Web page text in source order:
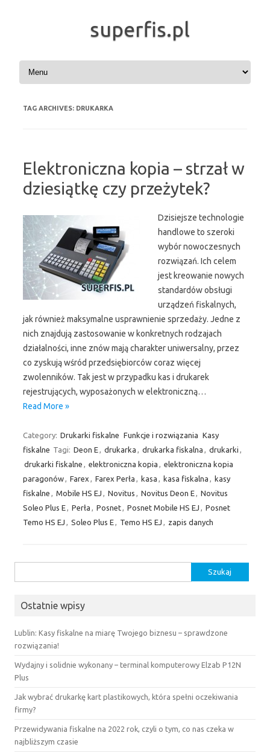
superfis.pl
Skip to content
TAG ARCHIVES: DRUKARKA
Elektroniczna kopia – strzał w
dziesiątkę czy przeżytek?
Dzisiejsze technologie
handlowe to szeroki
wybór nowoczesnych
rozwiązań. Ich celem
jest kreowanie nowych
standardów obsługi
urządzeń fiskalnych,
jak również maksymalne usprawnienie sprzedaży. Jedne z
nich znajdują zastosowanie w konkretnych rodzajach
działalności, inne znów mają charakter uniwersalny, przez
co zyskują wśród przedsiębiorców coraz więcej
zwolenników. Tak jest w przypadku kas i drukarek
rejestrujących, wyposażonych w elektroniczną…
Read More »
Category: Drukarki fiskalne Funkcje i rozwiązania Kasy
fiskalne Tagi: Deon E, drukarka , drukarka fiskalna , drukarki ,
drukarki fiskalne , elektroniczna kopia , elektroniczna kopia
paragonów, Farex , Farex Perła , kasa , kasa fiskalna , kasy
fiskalne , Mobile HS EJ , Novitus , Novitus Deon E, Novitus
Soleo Plus E, Perła , Posnet, Posnet Mobile HS EJ , Posnet
Temo HS EJ , Soleo Plus E, Temo HS EJ , zapis danych
Ostatnie wpisy
Lublin: Kasy fiskalne na miarę Twojego biznesu – sprawdzone
rozwiązania!
Wydajny i solidnie wykonany – terminal komputerowy Elzab P12N
Plus
Jak wybrać drukarkę kart plastikowych, która spełni oczekiwania
firmy?
Przewidywania fiskalne na 2022 rok, czyli o tym, co nas czeka w
najbliższym czasie